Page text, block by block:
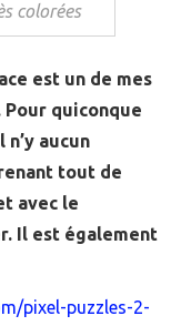
colorées
est un de mes
Pour quiconque
aucun
tout de
avec le
Il est également
pixel-puzzles-2-